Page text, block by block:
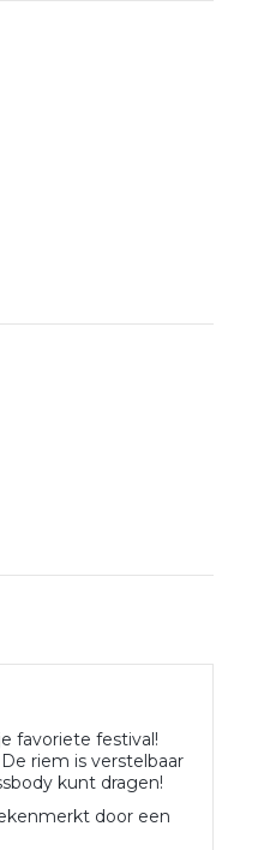
favoriete festival!
riem is verstelbaar
kunt dragen!
door een